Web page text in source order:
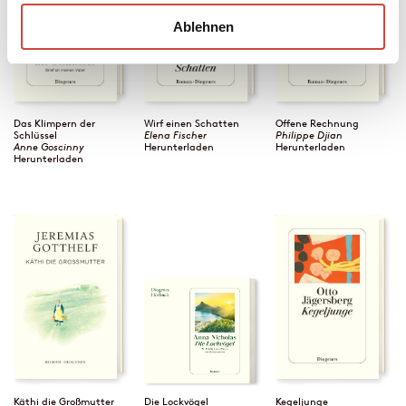
Ablehnen
Das Klimpern der
Schlüssel
Anne Goscinny
Herunterladen
Wirf einen Schatten
Elena Fischer
Herunterladen
Offene Rechnung
Philippe Djian
Herunterladen
Käthi die Großmutter Die Lockvögel Kegeljunge